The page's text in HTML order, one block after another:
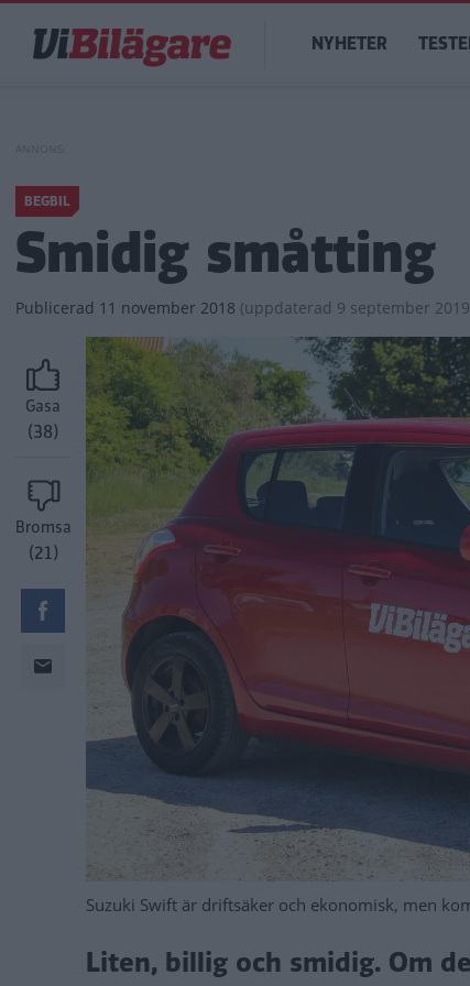
huvudinnehåll
Main
navigation
NYHETER
BEGBIL
Smidig småtting
Publicerad 11 november 2018 (uppdaterad 9 september
Gasa
(38)
Bromsa
(21)
Suzuki Swift är driftsäker och ekonomisk, men
Liten, billig och smidig. Om